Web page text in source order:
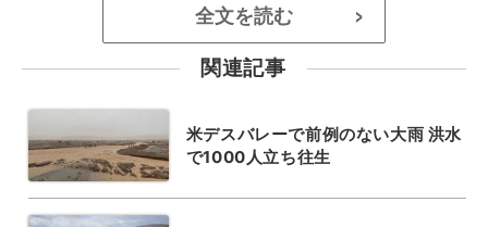
全文を読む >
関連記事
米デスバレーで前例のない大雨 洪水
で1000人立ち往生